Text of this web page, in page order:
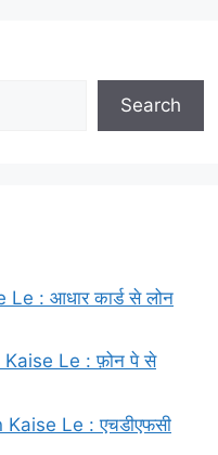
Search
: आधार कार्ड से लोन
Le : फ़ोन पे से
Le : एचडीएफसी